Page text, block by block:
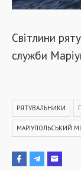
Світлини
служби
РЯТУВАЛЬНИКИ
МАРІУПОЛЬСЬКИЙ